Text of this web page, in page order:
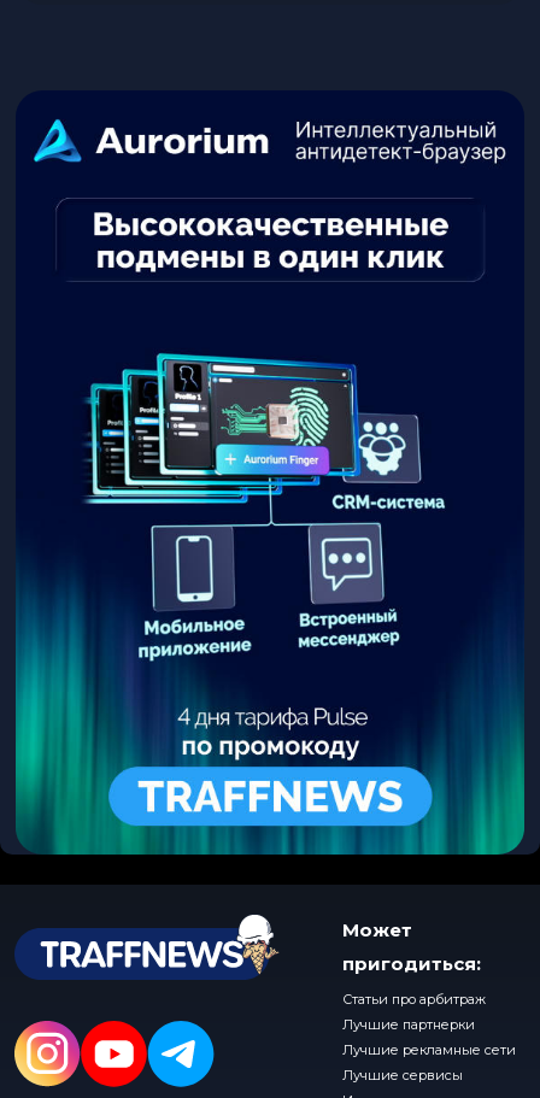
Может
пригодиться:
Статьи про арбитраж
Лучшие партнерки
Лучшие рекламные сети
Лучшие сервисы